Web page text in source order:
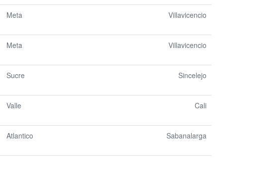
Meta Villavicencio
Meta Villavicencio
Sucre Sincelejo
Valle Cali
Atlantico Sabanalarga